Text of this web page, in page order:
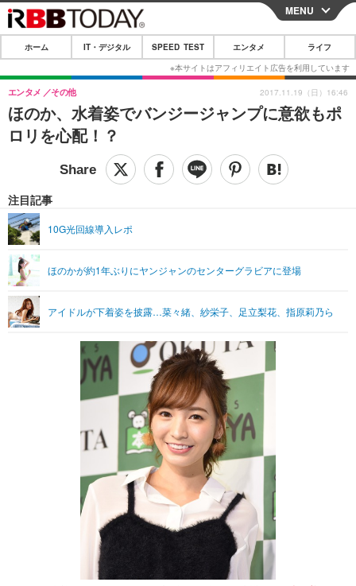
CLOSE
ホーム
IT・デジタル
IT・デジタルTOP スマートフォン
ショッピング その他
SPEED TEST
エンタメTOP 映画・ドラマ
グラビア ブログ
ショッピング その他
ライフTOP
リリース一覧
プッシュ通知の停止方法
MENU
ホーム IT・デジタル SPEED TEST エンタメ ライフ
ほのか、水着姿でバンジージャンプに意欲もポ
ロリを心配！？
エンタメ その他
注目記事
10G光回線導入レポ
ほのかが約1年ぶりにヤンジャンのセンターグラビアに登場
アイドルが下着姿を披露…菜々緒、紗栄子、足立梨花、指原莉乃ら
2017.11.19（日）16:46